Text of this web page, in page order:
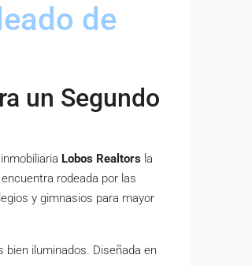
de
un Segundo
Lobos Realtors la
rodeada por las
y gimnasios para mayor
iluminados. Diseñada en